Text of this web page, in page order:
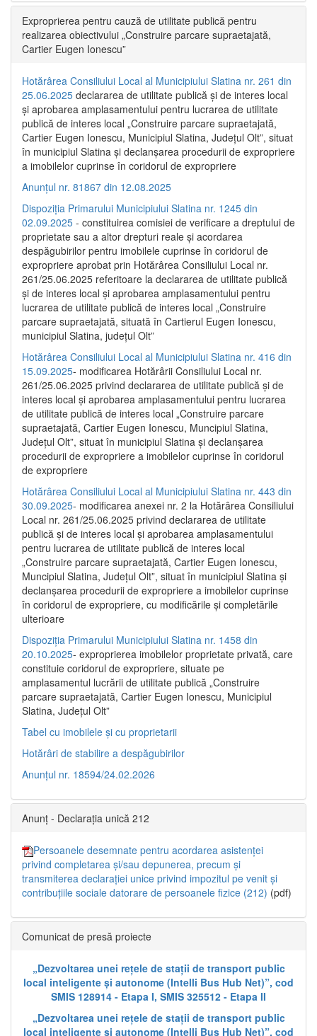
Exproprierea pentru cauză de utilitate publică pentru
realizarea obiectivului „Construire parcare supraetajată,
Cartier Eugen Ionescu”
Hotărârea Consiliului Local al Municipiului Slatina nr. 261 din
25.06.2025 declararea de utilitate publică și de interes local
și aprobarea amplasamentului pentru lucrarea de utilitate
publică de interes local „Construire parcare supraetajată,
Cartier Eugen Ionescu, Municipiul Slatina, Județul Olt”, situat
în municipiul Slatina și declanșarea procedurii de expropriere
a imobilelor cuprinse în coridorul de expropriere
Anunțul nr. 81867 din 12.08.2025
Dispoziția Primarului Municipiului Slatina nr. 1245 din
02.09.2025 - constituirea comisiei de verificare a dreptului de
proprietate sau a altor drepturi reale și acordarea
despăgubirilor pentru imobilele cuprinse în coridorul de
expropriere aprobat prin Hotărârea Consiliului Local nr.
261/25.06.2025 referitoare la declararea de utilitate publică
și de interes local și aprobarea amplasamentului pentru
lucrarea de utilitate publică de interes local „Construire
parcare supraetajată, situată în Cartierul Eugen Ionescu,
municipiul Slatina, județul Olt”
Hotărârea Consiliului Local al Municipiului Slatina nr. 416 din
15.09.2025- modificarea Hotărârii Consiliului Local nr.
261/25.06.2025 privind declararea de utilitate publică și de
interes local și aprobarea amplasamentului pentru lucrarea
de utilitate publică de interes local „Construire parcare
supraetajată, Cartier Eugen Ionescu, Muncipiul Slatina,
Județul Olt”, situat în municipiul Slatina și declanșarea
procedurii de expropriere a imobilelor cuprinse în coridorul
de expropriere
Hotărârea Consiliului Local al Municipiului Slatina nr. 443 din
30.09.2025- modificarea anexei nr. 2 la Hotărârea Consiliului
Local nr. 261/25.06.2025 privind declararea de utilitate
publică şi de interes local şi aprobarea amplasamentului
pentru lucrarea de utilitate publică de interes local
„Construire parcare supraetajată, Cartier Eugen Ionescu,
Muncipiul Slatina, Judeţul Olt”, situat în municipiul Slatina şi
declanşarea procedurii de expropriere a imobilelor cuprinse
în coridorul de expropriere, cu modificările şi completările
ulterioare
Dispoziția Primarului Municipiului Slatina nr. 1458 din
20.10.2025- exproprierea imobilelor proprietate privată, care
constituie coridorul de expropriere, situate pe
amplasamentul lucrării de utilitate publică „Construire
parcare supraetajată, Cartier Eugen Ionescu, Municipiul
Slatina, Județul Olt”
Tabel cu imobilele și cu proprietarii
Hotărâri de stabilire a despăgubirilor
Anunțul nr. 18594/24.02.2026
Anunț - Declarația unică 212
Persoanele desemnate pentru acordarea asistenței
privind completarea și/sau depunerea, precum și
transmiterea declarației unice privind impozitul pe venit și
contribuțiile sociale datorare de persoanele fizice (212) (pdf)
Comunicat de presă proiecte
„Dezvoltarea unei rețele de stații de transport public
local inteligente și autonome (Intelli Bus Hub Net)”, cod
SMIS 128914 - Etapa I, SMIS 325512 - Etapa II
„Dezvoltarea unei rețele de stații de transport public
local inteligente și autonome (Intelli Bus Hub Net)”, cod